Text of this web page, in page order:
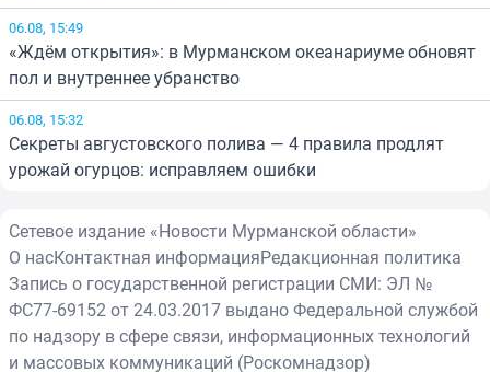
06.08, 15:49
«Ждём открытия»: в Мурманском океанариуме обновят
пол и внутреннее убранство
06.08, 15:32
Секреты августовского полива — 4 правила продлят
урожай огурцов: исправляем ошибки
Сетевое издание «Новости Мурманской области»
О насКонтактная информацияРедакционная политика
Запись о государственной регистрации СМИ: ЭЛ №
ФС77-69152 от 24.03.2017 выдано Федеральной службой
по надзору в сфере связи, информационных технологий
и массовых коммуникаций (Роскомнадзор)